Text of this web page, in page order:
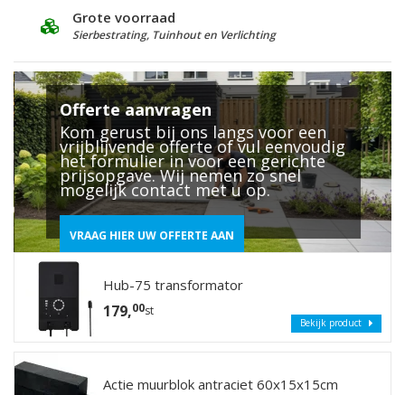
Grote voorraad
Sierbestrating, Tuinhout en Verlichting
Offerte aanvragen
Kom gerust bij ons langs voor een
vrijblijvende offerte of vul eenvoudig
het formulier in voor een gerichte
prijsopgave. Wij nemen zo snel
mogelijk contact met u op.
VRAAG HIER UW OFFERTE AAN
Hub-75 transformator
179,00st
Bekijk product
Actie muurblok antraciet 60x15x15cm